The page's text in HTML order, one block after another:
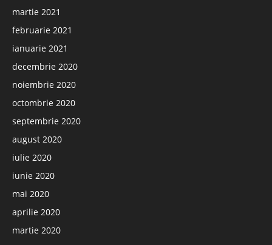
martie 2021
februarie 2021
ianuarie 2021
decembrie 2020
noiembrie 2020
octombrie 2020
septembrie 2020
august 2020
iulie 2020
iunie 2020
mai 2020
aprilie 2020
martie 2020